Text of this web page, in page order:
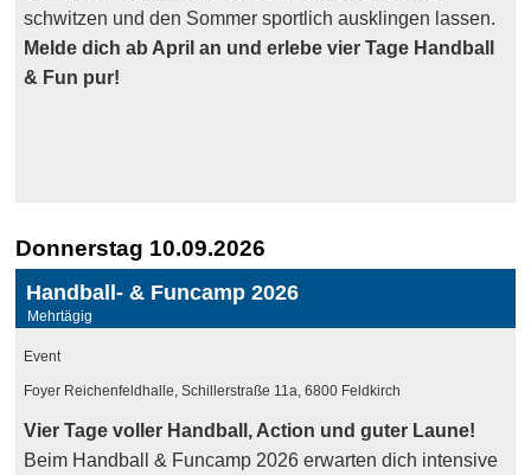
schwitzen und den Sommer sportlich ausklingen lassen.
Melde dich ab April an und erlebe vier Tage Handball
& Fun pur!
Donnerstag 10.09.2026
Handball- & Funcamp 2026
Mehrtägig
Event
Foyer Reichenfeldhalle, Schillerstraße 11a, 6800 Feldkirch
Vier Tage voller Handball, Action und guter Laune!
Beim Handball & Funcamp 2026 erwarten dich intensive